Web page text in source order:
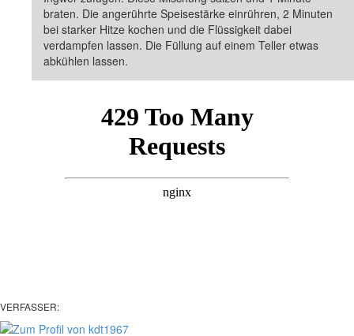
braten. Die angerührte Speisestärke einrühren, 2 Minuten
bei starker Hitze kochen und die Flüssigkeit dabei
verdampfen lassen. Die Füllung auf einem Teller etwas
abkühlen lassen.
VERFASSER: